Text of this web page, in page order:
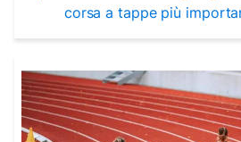
corsa a tappe più